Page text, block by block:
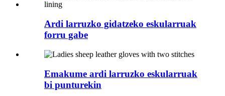
Ardi larruzko gidatzeko eskularruak
forru gabe
Emakume ardi larruzko eskularruak
bi punturekin